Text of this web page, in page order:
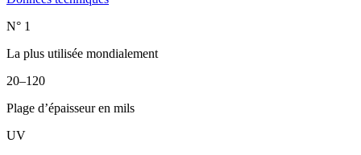
N° 1
La plus utilisée mondialement
20–120
Plage d’épaisseur en mils
UV